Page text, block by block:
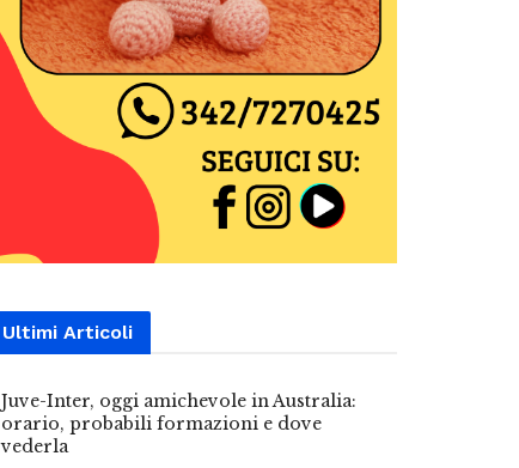
Ultimi Articoli
Juve-Inter, oggi amichevole in Australia:
orario, probabili formazioni e dove
vederla